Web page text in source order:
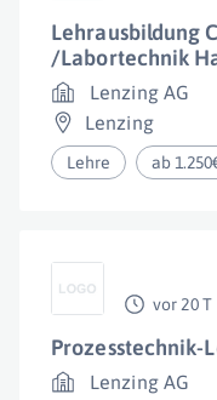
Lehrausbildung
/Labortechnik
Lenzing AG
Lenzing
Lehre ab
vor 20 T
Lenzing AG